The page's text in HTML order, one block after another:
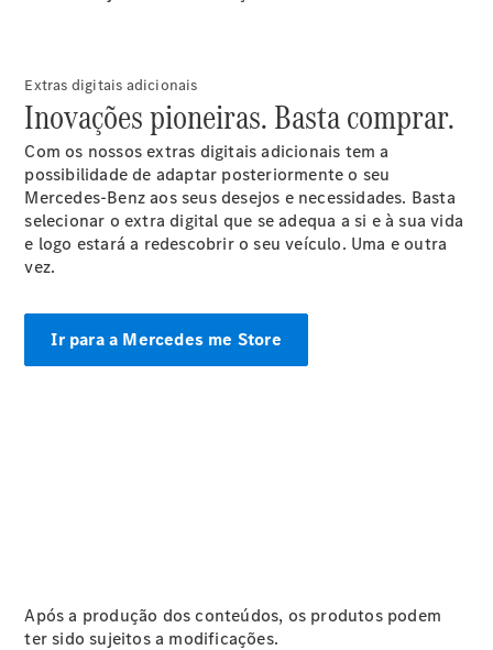
CLA
Shooting
Brake
Elétrico
CLA
Shooting
Brake
Novo
Classe C
Station
Classe
E
Station
Novo
Extras digitais adicionais
Inovações pioneiras. Basta comprar.
Com os nossos extras digitais adicionais tem a
possibilidade de adaptar posteriormente o seu
Mercedes-Benz aos seus desejos e necessidades. Basta
selecionar o extra digital que se adequa a si e à sua vida
e logo estará a redescobrir o seu veículo. Uma e outra
vez.
Ir para a Mercedes me Store
Após a produção dos conteúdos, os produtos podem
ter sido sujeitos a modificações.